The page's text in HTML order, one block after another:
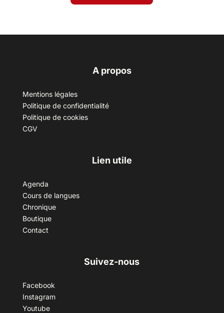
A propos
Mentions légales
Politique de confidentialité
Politique de cookies
CGV
Lien utile
Agenda
Cours de langues
Chronique
Boutique
Contact
Suivez-nous
Facebook
Instagram
Youtube